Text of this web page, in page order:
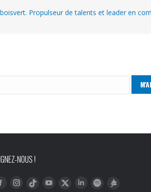
Propulseur de talents et leader en
NOUS !
nous sur :
FacebookInstagram
Tiktok YouTubeTwitter LinkedInSpotify